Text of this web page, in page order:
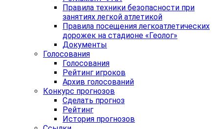
Правила техники безопасности при
занятиях легкой атлетикой
Правила посещения легкоатлетических
дорожек на стадионе «Геолог»
Документы
Голосования
Голосования
Рейтинг игроков
Архив голосований
Конкурс прогнозов
Сделать прогноз
Рейтинг
История прогнозов